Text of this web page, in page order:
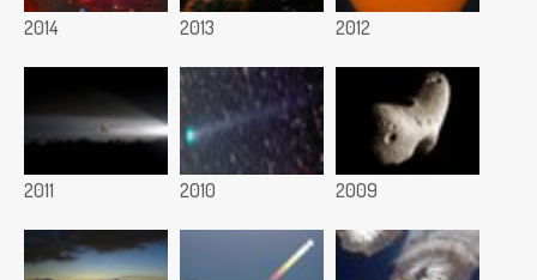
2014 2013 2012
2011 2010 2009